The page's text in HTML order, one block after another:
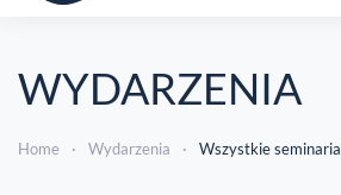
WYDARZENIA
Home Wydarzenia Wszystkie seminaria